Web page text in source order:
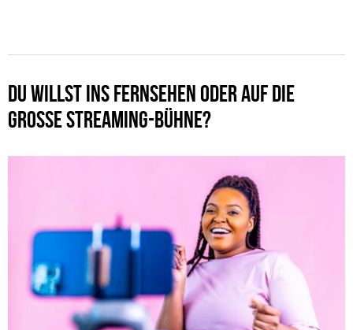
DU WILLST INS FERNSEHEN ODER AUF DIE
GROSSE STREAMING-BÜHNE?